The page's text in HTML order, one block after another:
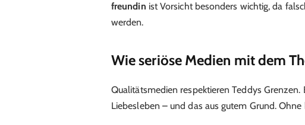
freundin ist Vorsicht besonders wichtig, da
werden.
Wie seriöse Medien mit dem
Qualitätsmedien respektieren Teddys
Liebesleben – und das aus gutem Grund.